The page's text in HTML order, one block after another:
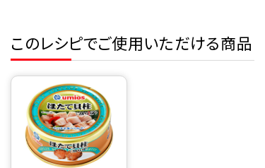
このレシピでご使用いただける商品